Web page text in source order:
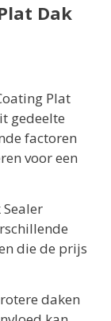
Dak
Plat
gedeelte
factoren
voor een
die de prijs
daken